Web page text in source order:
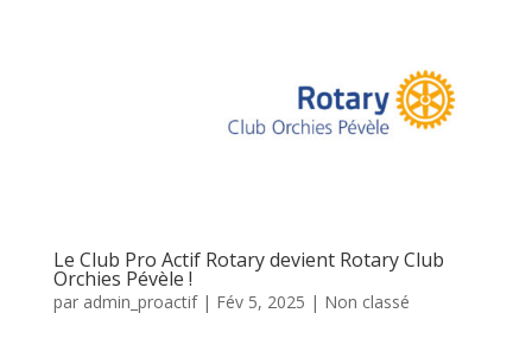
Le Club Pro Actif Rotary devient Rotary Club
Orchies Pévèle !
par admin_proactif| Fév 5, 2025 | Non classé